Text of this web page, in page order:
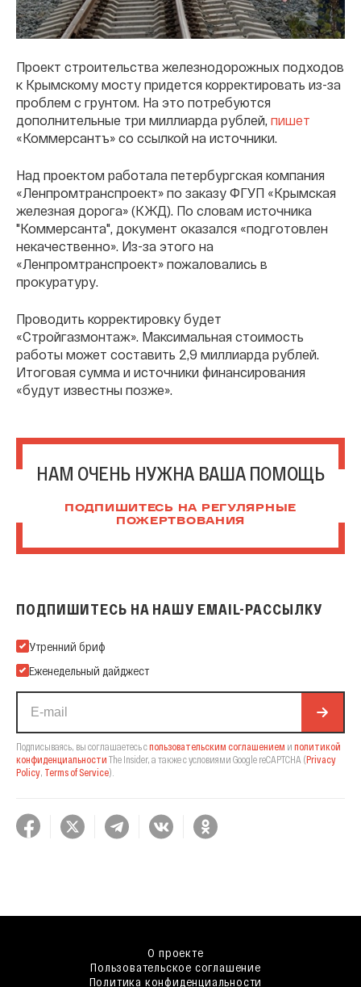
Проект строительства железнодорожных подходов
к Крымскому мосту придется корректировать из-за
проблем с грунтом. На это потребуются
дополнительные три миллиарда рублей, пишет
«Коммерсантъ» со ссылкой на источники.
Над проектом работала петербургская компания
«Ленпромтранспроект» по заказу ФГУП «Крымская
железная дорога» (КЖД). По словам источника
"Коммерсанта", документ оказался «подготовлен
некачественно». Из-за этого на
«Ленпромтранспроект» пожаловались в
прокуратуру.
Проводить корректировку будет
«Стройгазмонтаж». Максимальная стоимость
работы может составить 2,9 миллиарда рублей.
Итоговая сумма и источники финансирования
«будут известны позже».
НАМ ОЧЕНЬ НУЖНА ВАША ПОМОЩЬ
ПОДПИШИТЕСЬ НА РЕГУЛЯРНЫЕ
ПОЖЕРТВОВАНИЯ
ПОДПИШИТЕСЬ НА НАШУ EMAIL-РАССЫЛКУ
Подпишитесь на нашу Email-рассылку
Утренний бриф
Еженедельный дайджест
Подписываясь, вы соглашаетесь спользовательским соглашением и политикой
конфиденциальности The Insider, а также с условиями Google reCAPTCHA (Privacy
Policy, Terms of Service).
О проекте
Пользовательское соглашение
Политика конфиденциальности